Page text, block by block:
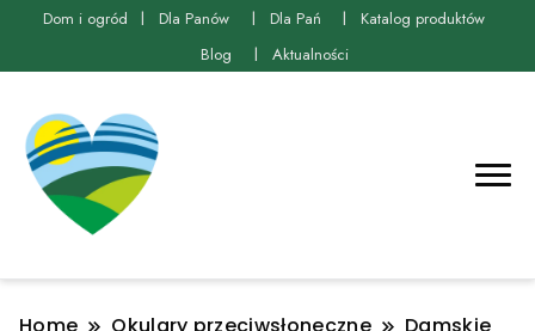
Dom i ogród Dla Panów Dla Pań
Katalog produktów
Blog
Aktualności